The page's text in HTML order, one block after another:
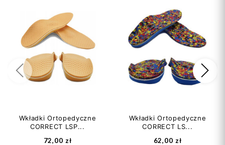
Dodaj do koszyka
Wkładki Ortopedyczne
CORRECT LSP...
72,00 zł
Wkładki Ortopedyczne
CORRECT LS...
62,00 zł
Poprzedni